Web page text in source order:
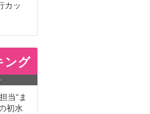
カッ
ング
当“ま
初水